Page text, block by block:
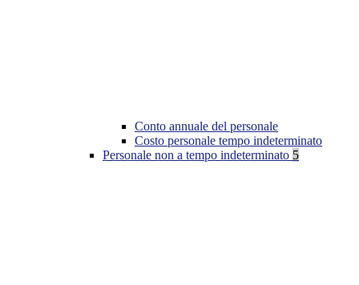
Conto annuale del personale
Costo personale tempo indeterminato
Personale non a tempo indeterminato 5